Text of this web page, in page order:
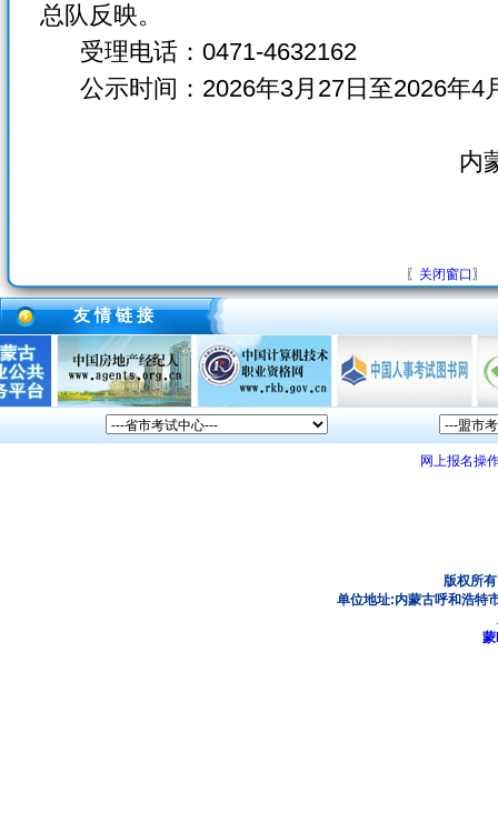
总队反映。
受理电话：0471-4632162
公示时间：2026年3月27日至2026年4
内
〖 关闭窗口 〗
友 情 链 接
网上报名操
版权所
单位地址:内蒙古呼和浩特